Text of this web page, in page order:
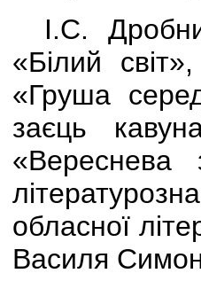
І.С.
«Білий
«Груша
заєць
«Вереснева
обласної
Василя